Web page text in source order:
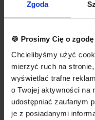
Zgoda
🍪 Prosimy Cię o zgodę
Chcielibyśmy użyć
mierzyć ruch na
wyświetlać trafne
o Twojej aktywności na
udostępniać zaufanym
je z posiadanymi
więcej
Okapy wyposażone
umożliwiających
wyposażenie okapu.
Okap należy
wentylacyjnej w
Opcje dodatkowe
łapacze tłuszczu
zmywarce
oświetlenie